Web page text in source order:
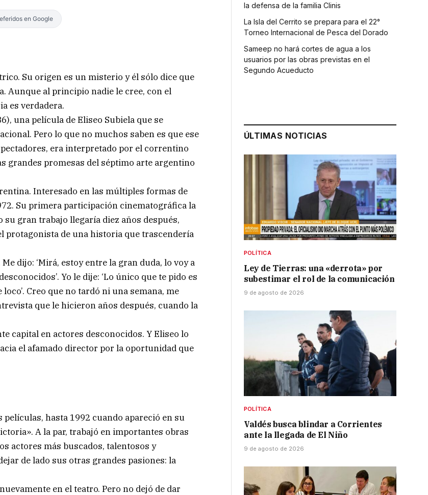
en Google
Su origen es un misterio y él sólo dice que
Aunque al principio nadie le cree, con el
es verdadera.
una película de Eliseo Subiela que se
Pero lo que no muchos saben es que ese
era interpretado por el correntino
grandes promesas del séptimo arte argentino
Interesado en las múltiples formas de
Su primera participación cinematográfica la
su gran trabajo llegaría diez años después,
protagonista de una historia que trascendería
dijo: ‘Mirá, estoy entre la gran duda, lo voy a
Yo le dije: ‘Lo único que te pido es
Creo que no tardó ni una semana, me
que le hicieron años después, cuando la
capital en actores desconocidos. Y Eliseo lo
el afamado director por la oportunidad que
hasta 1992 cuando apareció en su
A la par, trabajó en importantes obras
actores más buscados, talentosos y
de lado sus otras grandes pasiones: la
en el teatro. Pero no dejó de dar
la defensa de la familia Clinis
La Isla del Cerrito se prepara para el 22°
Torneo Internacional de Pesca del Dorado
Sameep no hará cortes de agua a los
usuarios por las obras previstas en el
Segundo Acueducto
ÚLTIMAS NOTICIAS
POLÍTICA
Ley de Tierras: una «derrota» por
subestimar el rol de la comunicación
9 de agosto de 2026
POLÍTICA
Valdés busca blindar a Corrientes
ante la llegada de El Niño
9 de agosto de 2026